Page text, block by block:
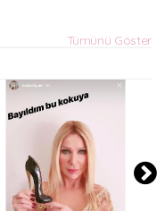
Tümünü Göster